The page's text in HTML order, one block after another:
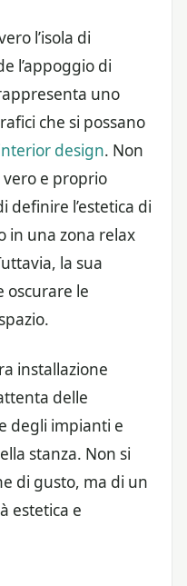
l’isola di
l’appoggio di
uno
che si possano
design. Non
e proprio
definire l’estetica di
in una zona relax
la sua
oscurare le
installazione
delle
degli impianti e
stanza. Non si
di gusto, ma di un
estetica e